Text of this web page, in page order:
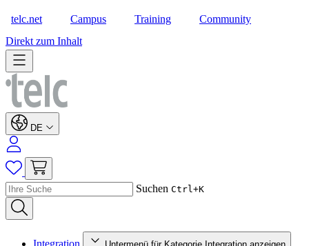
telc.net Campus Training Community
Direkt zum Inhalt
DE
Suchen Ctrl+K
Integration